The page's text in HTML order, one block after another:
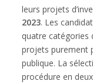
leurs projets
2023. Les
quatre catégories
projets purement
publique. La
procédure en